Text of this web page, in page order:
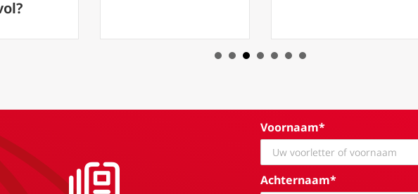
Voornaam*
Achternaam*